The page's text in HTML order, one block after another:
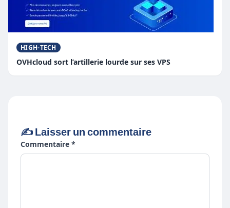
HIGH-TECH
OVHcloud sort l’artillerie lourde sur ses VPS
✍️ Laisser un commentaire
Commentaire *